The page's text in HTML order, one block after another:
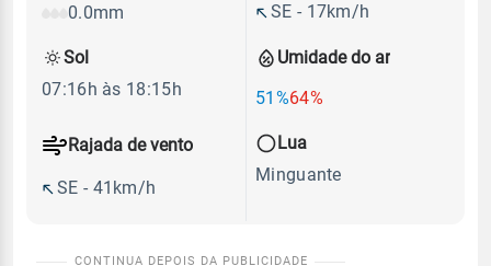
0.0mm
Umidade do ar
51%64%
SE - 17km/h
Rajada de vento
SE - 41km/h
Sol
07:16h às 18:15h
Lua
Minguante